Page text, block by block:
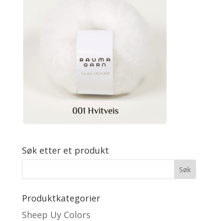
Søk etter et produkt
Produktkategorier
Sheep Uy Colors